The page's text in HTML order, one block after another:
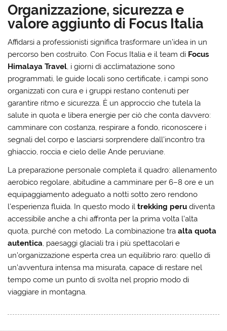
Organizzazione, sicurezza e
valore aggiunto di Focus Italia
Affidarsi a professionisti significa trasformare un’idea in un
percorso ben costruito. Con Focus Italia e il team di Focus
Himalaya Travel, i giorni di acclimatazione sono
programmati, le guide locali sono certificate, i campi sono
organizzati con cura e i gruppi restano contenuti per
garantire ritmo e sicurezza. È un approccio che tutela la
salute in quota e libera energie per ciò che conta davvero:
camminare con costanza, respirare a fondo, riconoscere i
segnali del corpo e lasciarsi sorprendere dall’incontro tra
ghiaccio, roccia e cielo delle Ande peruviane.
La preparazione personale completa il quadro: allenamento
aerobico regolare, abitudine a camminare per 6–8 ore e un
equipaggiamento adeguato a notti sotto zero rendono
l’esperienza fluida. In questo modo iltrekking peru diventa
accessibile anche a chi affronta per la prima volta l’alta
quota, purché con metodo. La combinazione traalta quota
autentica , paesaggi glaciali tra i più spettacolari e
un’organizzazione esperta crea un equilibrio raro: quello di
un’avventura intensa ma misurata, capace di restare nel
tempo come un punto di svolta nel proprio modo di
viaggiare in montagna.